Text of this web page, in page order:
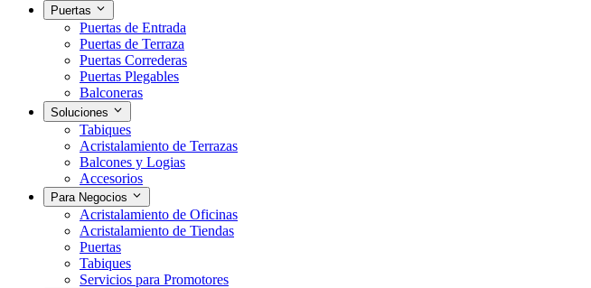
Puertas
Puertas de Entrada
Puertas de Terraza
Puertas Correderas
Puertas Plegables
Balconeras
Soluciones
Tabiques
Acristalamiento de Terrazas
Balcones y Logias
Accesorios
Para Negocios
Acristalamiento de Oficinas
Acristalamiento de Tiendas
Puertas
Tabiques
Servicios para Promotores